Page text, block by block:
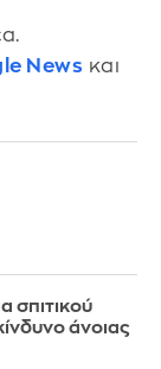
News και
σπιτικού
άνοιας